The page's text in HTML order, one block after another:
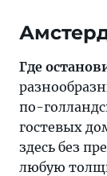
Где
по-
гостевых
здесь без
любую